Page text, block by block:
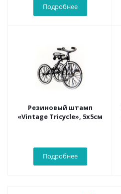
Подробнее
Резиновый штамп
«Vintage Tricycle», 5x5см
Подробнее